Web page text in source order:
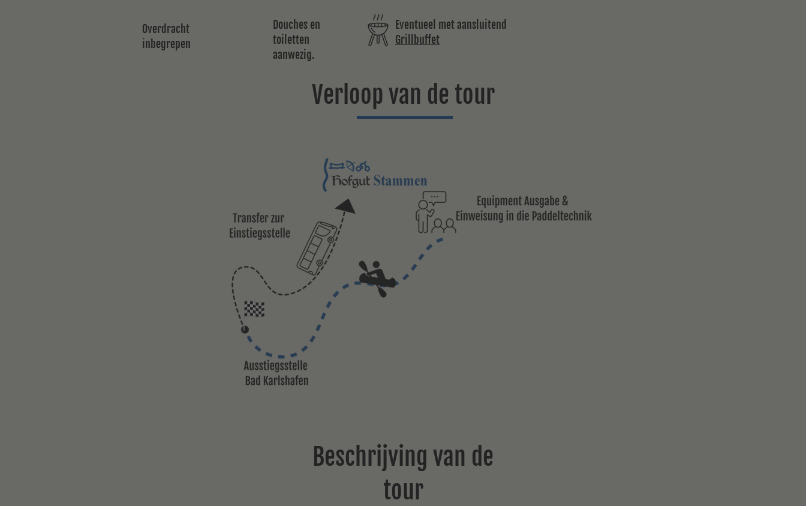
Overdracht
inbegrepen
Douches en
toiletten
aanwezig.
Eventueel met aansluitend
Grillbuffet
Verloop van de tour
Beschrijving van de
tour